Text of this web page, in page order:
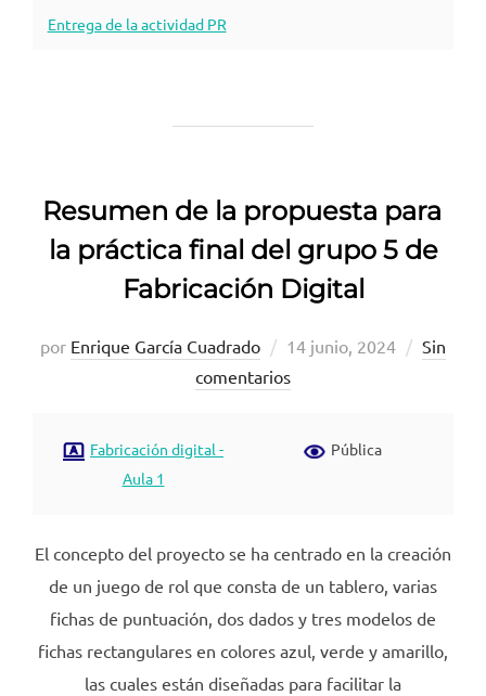
Entrega de la actividad PR
Resumen de la propuesta para
la práctica final del grupo 5 de
Fabricación Digital
por Enrique García Cuadrado
Publicado
el
14 junio, 2024
Sin
comentarios
Fabricación digital -
Aula 1
Pública
El concepto del proyecto se ha centrado en la creación
de un juego de rol que consta de un tablero, varias
fichas de puntuación, dos dados y tres modelos de
fichas rectangulares en colores azul, verde y amarillo,
las cuales están diseñadas para facilitar la